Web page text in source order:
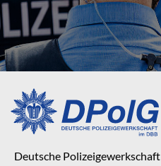
Deutsche Polizeigewerkschaft